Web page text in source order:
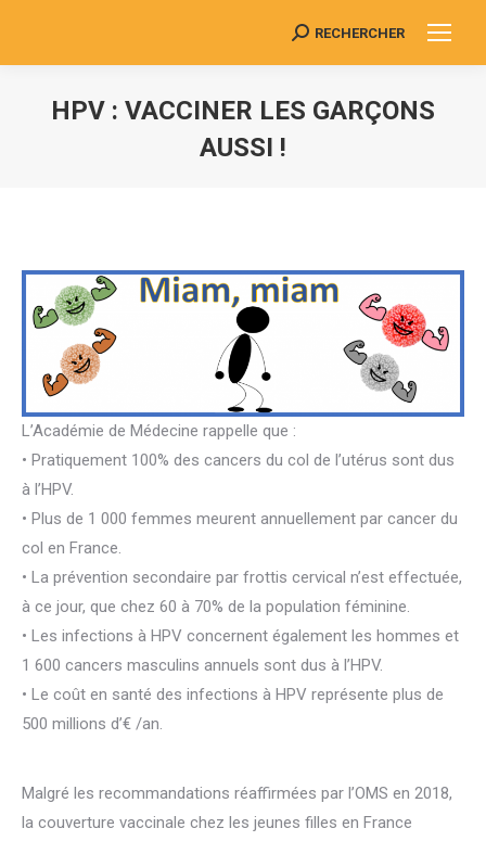
Search:
RECHERCHER
HPV : VACCINER LES GARÇONS
AUSSI !
L’Académie de Médecine rappelle que :
• Pratiquement 100% des cancers du col de l’utérus sont dus
à l’HPV.
• Plus de 1 000 femmes meurent annuellement par cancer du
col en France.
• La prévention secondaire par frottis cervical n’est effectuée,
à ce jour, que chez 60 à 70% de la population féminine.
• Les infections à HPV concernent également les hommes et
1 600 cancers masculins annuels sont dus à l’HPV.
• Le coût en santé des infections à HPV représente plus de
500 millions d’€ /an.
Malgré les recommandations réaffirmées par l’OMS en 2018,
la couverture vaccinale chez les jeunes filles en France